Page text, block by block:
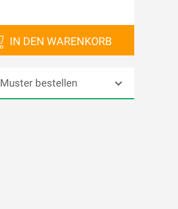
IN DEN WARENKORB
Muster bestellen